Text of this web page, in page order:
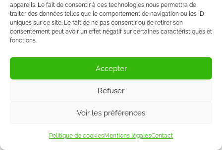
appareils. Le fait de consentir à ces technologies nous permettra de
traiter des données telles que le comportement de navigation ou les ID
uniques sur ce site. Le fait de ne pas consentir ou de retirer son
consentement peut avoir un effet négatif sur certaines caractéristiques et
fonctions.
Accepter
Refuser
Voir les préférences
Politique de cookiesMentions légalesContact
champs obligatoires sont indiqués avec*
Nom*
Email*
Commentaire *